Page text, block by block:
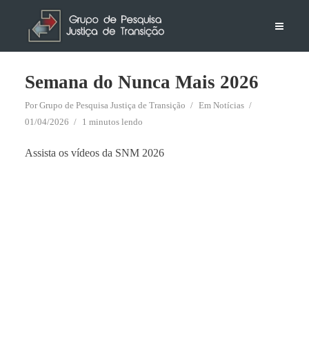
Semana do Nunca Mais 2026
PorGrupo de Pesquisa Justiça de Transição Em Notícias
01/04/2026
1 minutos lendo
Assista os vídeos da SNM 2026